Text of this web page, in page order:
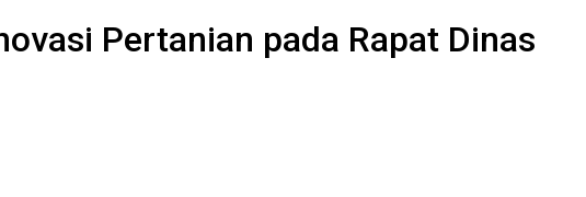
Pertanian pada Rapat Dinas